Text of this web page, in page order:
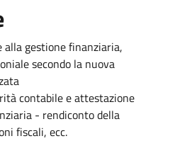
alla gestione finanziaria,
secondo la nuova
contabile e attestazione
- rendiconto della
fiscali, ecc.